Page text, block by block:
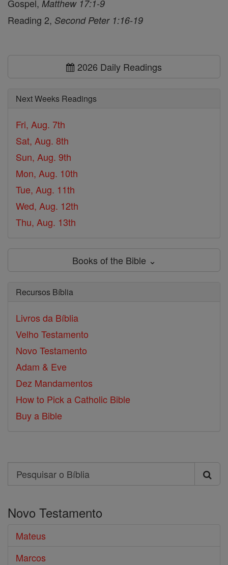
Gospel, Matthew 17:1-9
Reading 2, Second Peter 1:16-19
2026 Daily Readings
Next Weeks Readings
Fri, Aug. 7th
Sat, Aug. 8th
Sun, Aug. 9th
Mon, Aug. 10th
Tue, Aug. 11th
Wed, Aug. 12th
Thu, Aug. 13th
Books of the Bible ⌄
Recursos Bíblia
Livros da Bíblia
Velho Testamento
Novo Testamento
Adam & Eve
Dez Mandamentos
How to Pick a Catholic Bible
Buy a Bible
Search
Pesquisar
Bíblia
Novo Testamento
Mateus
Marcos